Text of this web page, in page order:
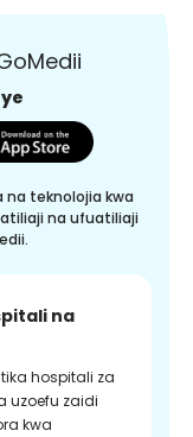
na teknolojia kwa
na ufuatiliaji
na
hospitali za
uzoefu zaidi
kwa